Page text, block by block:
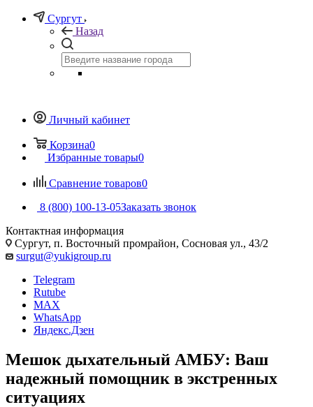
Сургут
Назад
Личный кабинет
Корзина0
Избранные товары0
Сравнение товаров0
8 (800) 100-13-05Заказать звонок
Контактная информация
Сургут, п. Восточный промрайон, Сосновая ул., 43/2
surgut@yukigroup.ru
Telegram
Rutube
MAX
WhatsApp
Яндекс.Дзен
Мешок дыхательный АМБУ: Ваш
надежный помощник в экстренных
ситуациях